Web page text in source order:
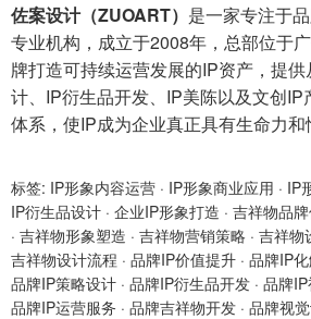
佐案设计（ZUOART） 是一家专注于
专业机构，成立于2008年，总部位于
牌打造可持续运营发展的IP资产，提
计、IP衍生品开发、IP美陈以及文创IP
体系，使IP成为企业真正具有生命力和
标签: IP形象内容运营 · IP形象商业应用 · IP
IP衍生品设计 · 企业IP形象打造 · 吉祥物品
· 吉祥物形象塑造 · 吉祥物营销策略 · 吉祥物
吉祥物设计流程 · 品牌IP价值提升 · 品牌IP
品牌IP策略设计 · 品牌IP衍生品开发 · 品牌
品牌IP运营服务 · 品牌吉祥物开发 · 品牌视